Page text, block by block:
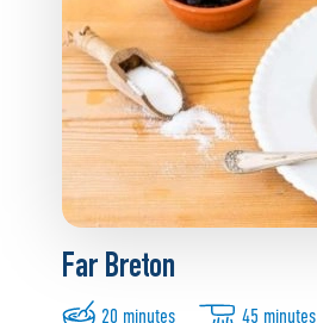
Far Breton
20 minutes 45 minutes